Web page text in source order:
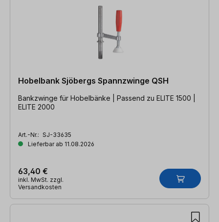
Hobelbank Sjöbergs Spannzwinge QSH
Bankzwinge für Hobelbänke | Passend zu ELITE 1500 |
ELITE 2000
Art.-Nr.: SJ-33635
Lieferbar ab 11.08.2026
63,40 €
inkl. MwSt. zzgl.
Versandkosten